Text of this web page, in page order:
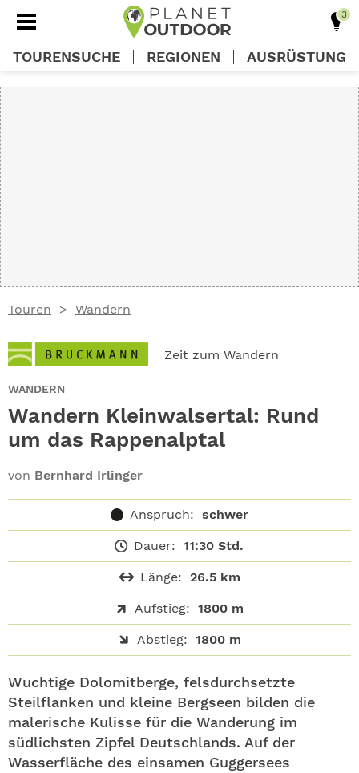
Touren Wandern
Zeit zum Wandern
WANDERN
Wandern Kleinwalsertal: Rund
um das Rappenalptal
von Bernhard Irlinger
Anspruch: schwer
Dauer: 11:30 Std.
Länge: 26.5 km
Aufstieg: 1800 m
Abstieg: 1800 m
Wuchtige Dolomitberge, felsdurchsetzte
Steilflanken und kleine Bergseen bilden die
malerische Kulisse für die Wanderung im
südlichsten Zipfel Deutschlands. Auf der
Wasserfläche des einsamen Guggersees
TOURENSUCHE REGIONEN AUSRÜSTUNG
ABO
GEWINNEN
NEWSLETTER
SHOP